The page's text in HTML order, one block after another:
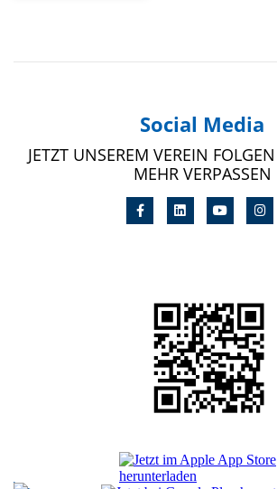
Social Media
JETZT UNSEREM VEREIN
MEHR VERPASSEN